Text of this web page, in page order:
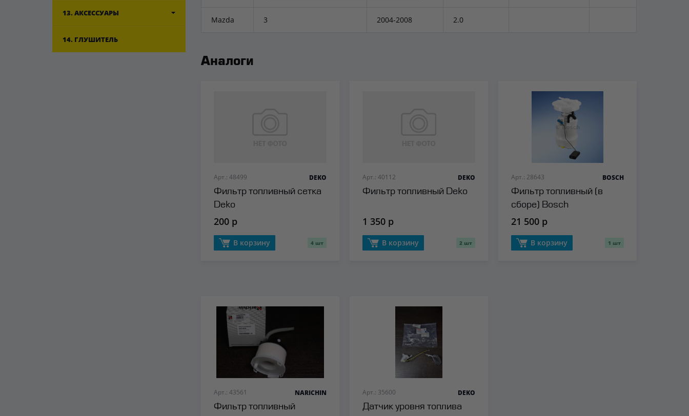
13. АКСЕССУАРЫ
14. ГЛУШИТЕЛЬ
Mazda 3 2004-2008 2.0
Аналоги
Арт.: 48499
Фильтр топливный сетка
Deko
DEKO
200 р
В корзину 4 шт
Арт.: 40112
Фильтр топливный Deko
DEKO
1 350 р
В корзину 2 шт
Арт.: 28643
Фильтр топливный (в
сборе) Bosch
BOSCH
21 500 р
В корзину 1 шт
Арт.: 43561
Фильтр топливный
NARICHIN Арт.: 35600
Датчик уровня топлива
DEKO